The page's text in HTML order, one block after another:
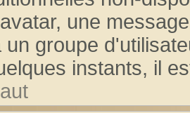
une
un groupe
instants, il